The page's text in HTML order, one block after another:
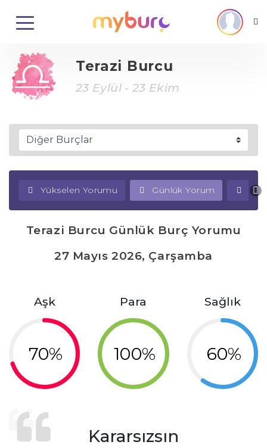
Terazi Burcu
23 Eylül - 23 Ekim
Yükselen Yorumu Günlük Yorum
Terazi Burcu Günlük Burç Yorumu
27 Mayıs 2026, Çarşamba
Aşk
70%
Para
100%
Sağlık
60%
Kararsızsın